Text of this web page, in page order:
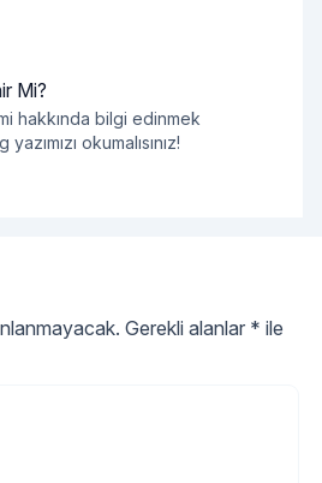
Mi?
hakkında bilgi edinmek
okumalısınız!
Gerekli alanlar * ile